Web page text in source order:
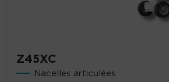
Z45XC
Nacelles articulées